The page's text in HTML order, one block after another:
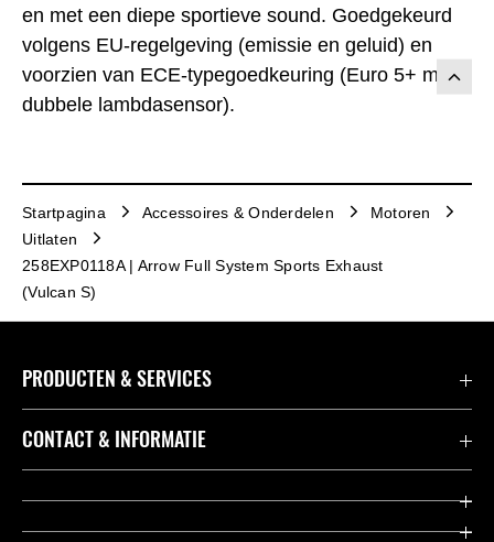
en met een diepe sportieve sound. Goedgekeurd
volgens EU-regelgeving (emissie en geluid) en
voorzien van ECE-typegoedkeuring (Euro 5+ met
dubbele lambdasensor).
Startpagina Accessoires & Onderdelen
Motoren
Uitlaten
258EXP0118A | Arrow Full System Sports Exhaust
(Vulcan S)
PRODUCTEN & SERVICES
Accessoires & Onderdelen
Dealers
CONTACT & INFORMATIE
Contact